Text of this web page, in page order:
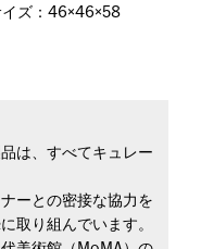
ズ：46×46×58
は、すべてキュレー
ーとの密接な協力を
取り組んでいます。